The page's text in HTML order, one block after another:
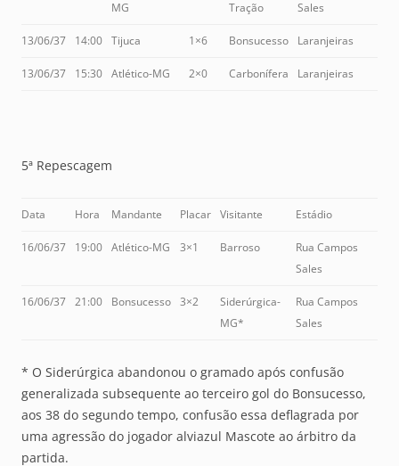
MG
Tração
Sales
13/06/37 14:00 Tijuca 1×6 Bonsucesso Laranjeiras
13/06/37 15:30 Atlético-MG 2×0 Carbonífera Laranjeiras
5ª Repescagem
Data Hora Mandante Placar Visitante Estádio
16/06/37 19:00 Atlético-MG 3×1 Barroso
Rua Campos
Sales
16/06/37 21:00 Bonsucesso 3×2
Siderúrgica-
MG*
Rua Campos
Sales
* O Siderúrgica abandonou o gramado após confusão
generalizada subsequente ao terceiro gol do Bonsucesso,
aos 38 do segundo tempo, confusão essa deflagrada por
uma agressão do jogador alviazul Mascote ao árbitro da
partida.